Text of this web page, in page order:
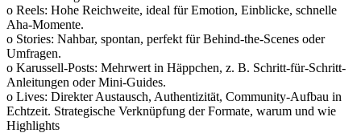
o Reels: Hohe Reichweite, ideal für Emotion, Einblicke, schnelle
Aha-Momente.
o Stories: Nahbar, spontan, perfekt für Behind-the-Scenes oder
Umfragen.
o Karussell-Posts: Mehrwert in Häppchen, z. B. Schritt-für-Schritt-
Anleitungen oder Mini-Guides.
o Lives: Direkter Austausch, Authentizität, Community-Aufbau in
Echtzeit. Strategische Verknüpfung der Formate, warum und wie
Highlights